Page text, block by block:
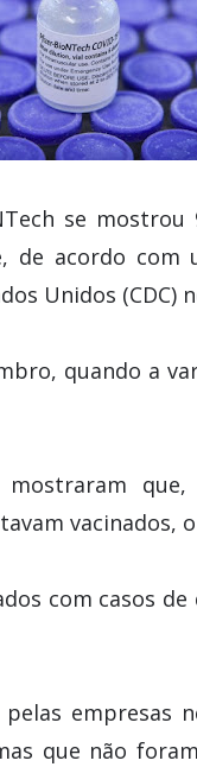
se
de acordo com
Unidos (CDC)
quando a
vacinados,
com casos
empresas
que não